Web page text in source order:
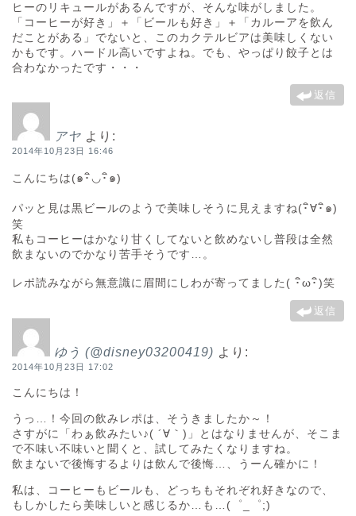
ヒーのリキュールがあるんですが、そんな味がしました。
「コーヒーが好き」＋「ビールも好き」＋「カルーアを飲ん
だことがある」でないと、このカクテルビアは美味しくない
かもです。ハードル高いですよね。でも、やっぱり餃子とは
合わなかったです・・・
返信
アヤ より:
2014年10月23日 16:46
こんにちは(๑･ิ◡･ิ๑)
パッと見は黒ビールのようで美味しそうに見えますね(･ิ∀･ิ๑)
笑
私もコーヒーはかなり甘くしてないと飲めないし普段は全然
飲まないのでかなり苦手そうです…。
レポ読みながら無意識に眉間にしわが寄ってました( ･ิω･ิ)笑
返信
ゆう (@disney03200419) より:
2014年10月23日 17:02
こんにちは！
うっ…！今回の飲みレポは、そうきましたか～！
さすがに「わぁ飲みたい♪( ´∀｀)」とはなりませんが、そこま
で不味い不味いと聞くと、試してみたくなりますね。
飲まないで後悔するよりは飲んで後悔…、うーん確かに！
私は、コーヒーもビールも、どっちもそれぞれ好きなので、
もしかしたら美味しいと感じるか…も…(゜_゜;)